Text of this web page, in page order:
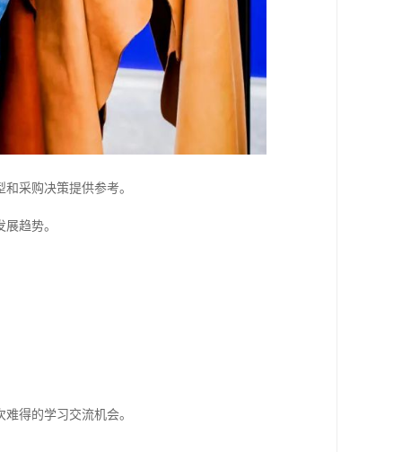
采购决策提供参考。
趋势。
得的学习交流机会。